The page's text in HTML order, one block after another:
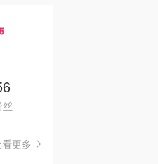
🇦🇺
🇳🇿新西兰
丝
更多